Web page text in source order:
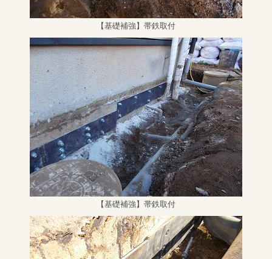
【基礎補強】帯鉄取付
【基礎補強】帯鉄取付